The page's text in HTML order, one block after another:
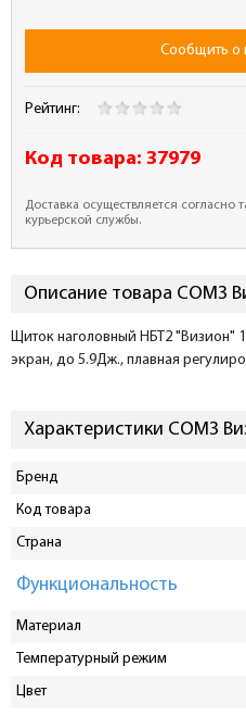
Сообщить о
Рейтинг:
Код товара: 37979
Доставка осуществляется
курьерской службы.
Описание товара СОМЗ
Щиток наголовный НБТ2 "Визион"
экран, до 5.9Дж., плавная
Характеристики СОМЗ
Бренд
Код товара
Страна
Функциональность
Материал
Температурный режим
Цвет